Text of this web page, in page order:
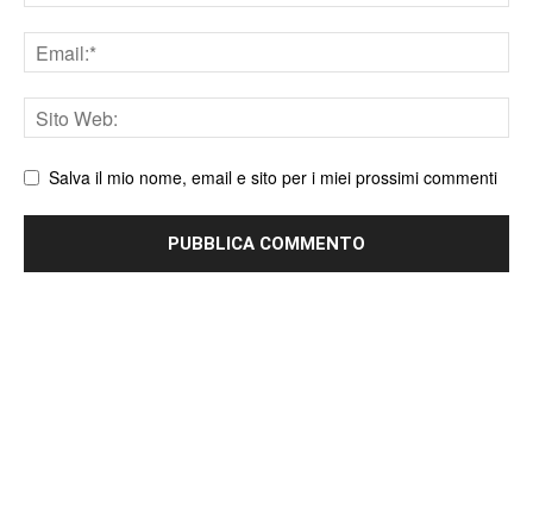
Email
Sito
web
Salva il mio nome, email e sito per i miei prossimi commenti